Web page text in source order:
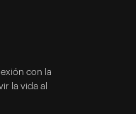
con la
la vida al